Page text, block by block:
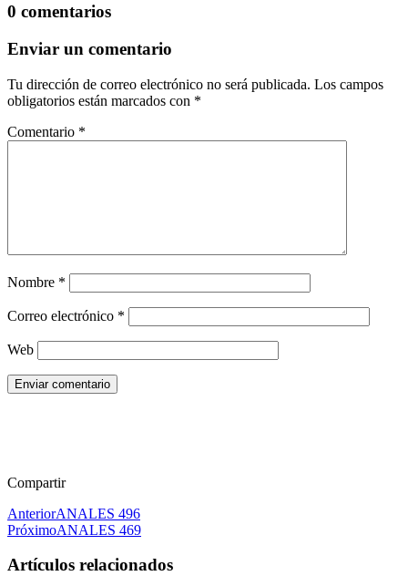
0 comentarios
Enviar un comentario
Tu dirección de correo electrónico no será publicada. Los campos
obligatorios están marcados con *
Comentario *
Nombre *
Correo electrónico *
Web
Enviar comentario
Compartir
AnteriorANALES 496
PróximoANALES 469
Artículos relacionados